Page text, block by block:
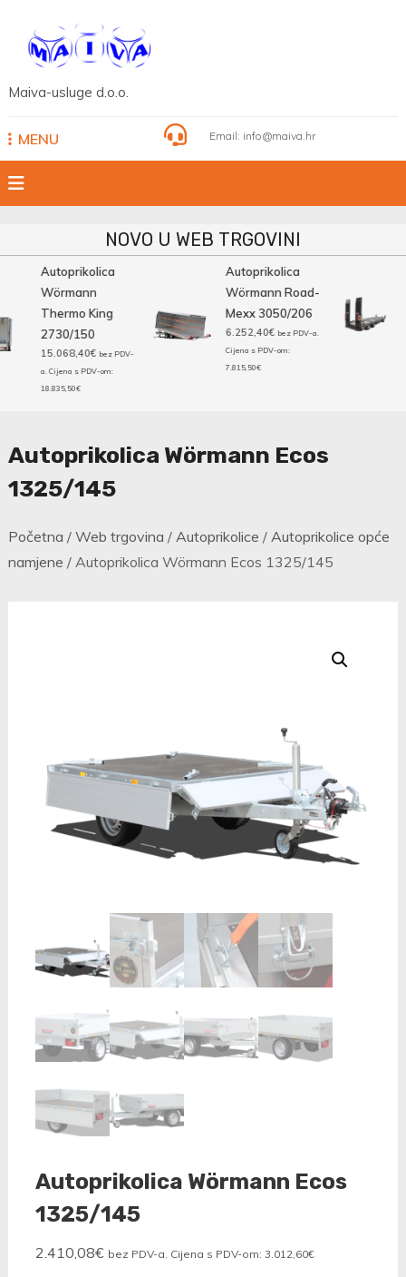
content
Maiva-usluge d.o.o.
MENU Email: info@maiva.hr
NOVO U WEB TRGOVINI
Autoprikolica
Wörmann
Thermo King
2730/150
15.068,40€ bez PDV-
a. Cijena s PDV-om:
18.835,50€
Autoprikolica
Wörmann Road-
Mexx 3050/206
6.252,40€ bez PDV-a.
Cijena s PDV-om:
7.815,50€
Autoprikolica Wörmann Ecos
1325/145
Početna / Web trgovina / Autoprikolice / Autoprikolice opće
namjene / Autoprikolica Wörmann Ecos 1325/145
Autoprikolica Wörmann Ecos
1325/145
2.410,08€ bez PDV-a. Cijena s PDV-om: 3.012,60€